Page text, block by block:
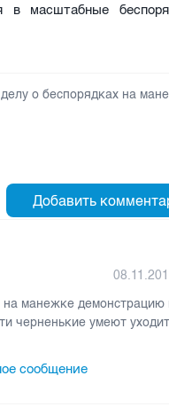
в масштабные
о беспорядках на
на манежке демонстрацию
черненькие умеют
сообщение